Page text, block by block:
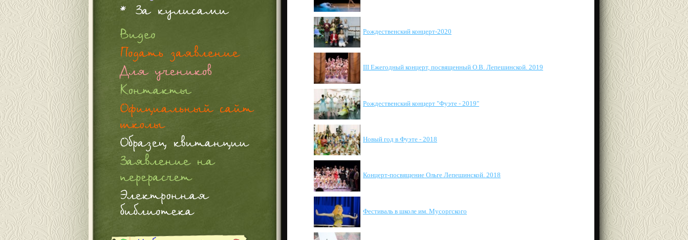
Рождественский концерт-2020
III Ежегодный концерт, посвященный О.В. Лепешинской. 2019
Рождественский концерт "Фуэте - 2019"
Новый год в Фуэте - 2018
Концерт-посвящение Ольге Лепешинской. 2018
Фестиваль в школе им. Мусоргского